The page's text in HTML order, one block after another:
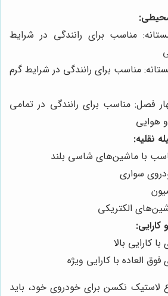
مناسب برای رانندگی در شرایط
مناسب برای رانندگی در شرایط گرم
فصل: مناسب برای رانندگی در تمامی
هوایی
نقلیه:
با ماشین‌های شاسی بلند
سواری
الکتریکی
کارایی بالا
العاده با کارایی ویژه
لاستیک نکسن برای خودروی خود، باید